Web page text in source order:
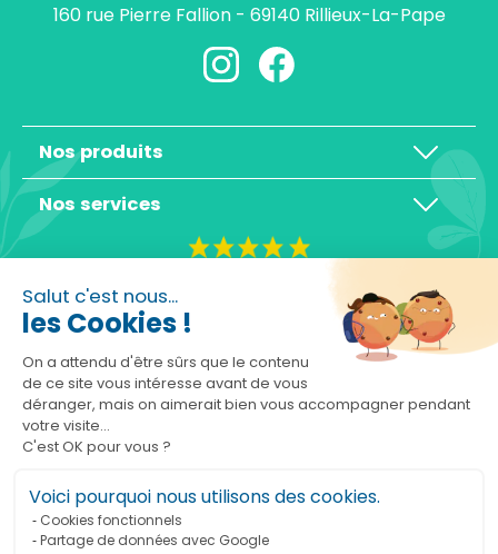
Salut c'est nous...
les Cookies !
On a attendu d'être sûrs que le contenu
de ce site vous intéresse avant de vous
déranger, mais on aimerait bien vous accompagner pendant
votre visite...
C'est OK pour vous ?
Voici pourquoi nous utilisons des cookies.
Cookies fonctionnels
Partage de données avec Google
160 rue Pierre Fallion - 69140 Rillieux-La-Pape
Nos produits
Nos services